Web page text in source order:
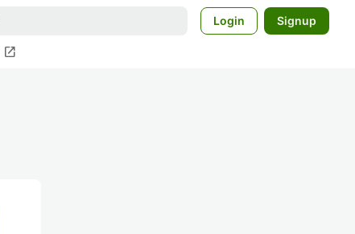
Login Signup
open_in_new